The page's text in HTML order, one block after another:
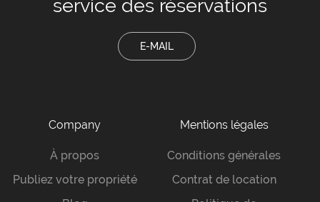
service des réservations
E-MAIL
Company
À propos
Publiez votre propriété
Mentions légales
Conditions générales
Contrat de location